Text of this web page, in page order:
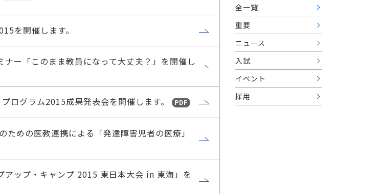
を開催します。
ー「このまま教員になって大丈夫？」を開催し
ログラム2015成果発表会を開催します。 PDF
めの医教連携による「発達障害児者の医療」
ップ・キャンプ 2015 東日本大会 in 東海」を
全一覧
重要
ニュース
入試
イベント
採用